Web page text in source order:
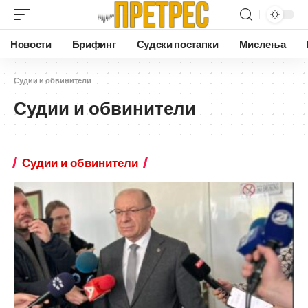
Новости Брифинг Судски постапки Мислења
Судии и обвинители
Судии и обвинители
Судии и обвинители